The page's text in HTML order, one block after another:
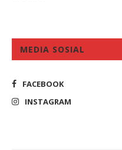
MEDIA SOSIAL
FACEBOOK
INSTAGRAM